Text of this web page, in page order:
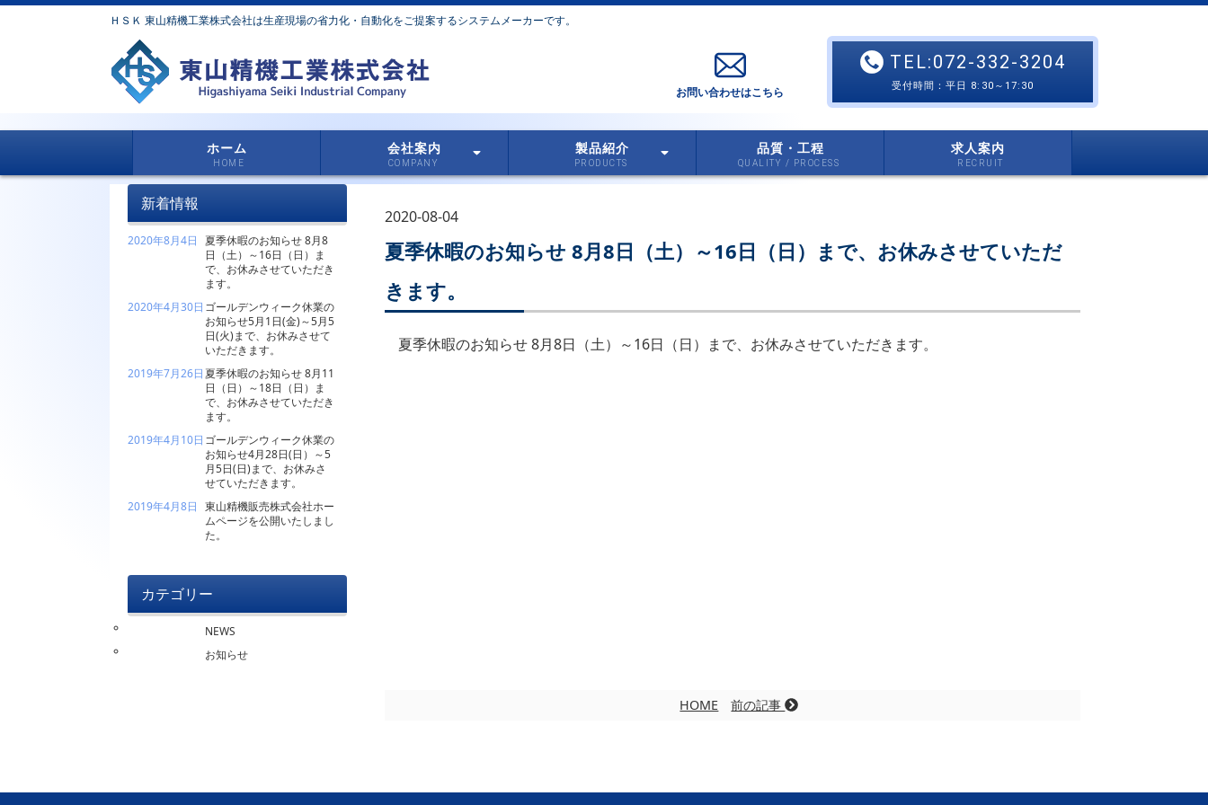
ＨＳＫ 東山精機工業株式会社は生産現場の省力化・自動化をご提案するシステムメーカーです。
お問い合わせはこちら
TEL:072-332-3204
受付時間：平日 8:30～17:30
ホーム 会社案内 製品紹介 品質・工程 求人案内
2020-08-04
夏季休暇のお知らせ 8月8日（土）～16日（日）まで、お休みさせていただ
きます。
夏季休暇のお知らせ 8月8日（土）～16日（日）まで、お休みさせていただきます。
HOME 前の記事
新着情報
夏季休暇のお知らせ 8月8
日（土）～16日（日）ま
で、お休みさせていただき
ます。
2020年8月4日
ゴールデンウィーク休業の
お知らせ5月1日(金)～5月5
日(火)まで、お休みさせて
いただきます。
2020年4月30日
夏季休暇のお知らせ 8月11
日（日）～18日（日）ま
で、お休みさせていただき
ます。
2019年7月26日
ゴールデンウィーク休業の
お知らせ4月28日(日）～5
月5日(日)まで、お休みさ
せていただきます。
2019年4月10日
東山精機販売株式会社ホー
ムページを公開いたしまし
た。
2019年4月8日
カテゴリー
NEWS
お知らせ